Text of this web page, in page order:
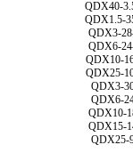
QDX40-
QDX1.5-
QDX3-
QDX6-
QDX10-
QDX25-
QDX3-
QDX6-
QDX10-
QDX15-
QDX25-